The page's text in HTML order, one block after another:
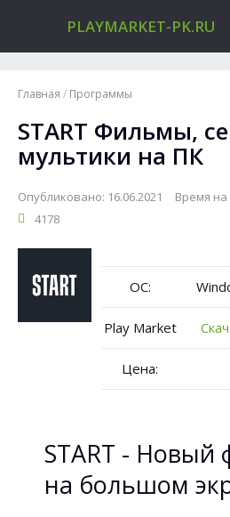
PLAYMARKET-PK.RU
Главная / Программы
START Фильмы,
мультики на ПК
Опубликовано: 16.06.2021 Время на
4178
ОС:
Play Market
Цена:
START - Новый
на большом